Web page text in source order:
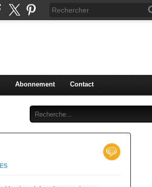
Abonnement Contact